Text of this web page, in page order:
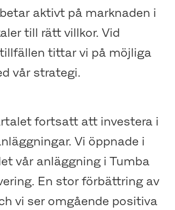
aktivt på marknaden i
till rätt villkor. Vid
tittar vi på möjliga
vår strategi.
fortsatt att investera i
Vi öppnade i
vår anläggning i Tumba
En stor förbättring av
vi ser omgående positiva